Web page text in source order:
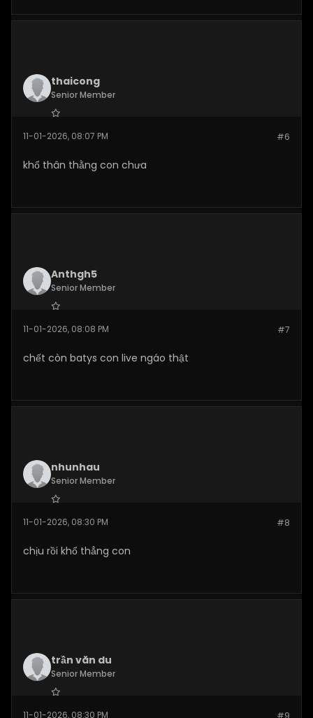
thaicong
Senior Member
Posts: 189 #6
11-01-2026, 08:07 PM
khổ thân thằng con chưa
Anthgh5
Senior Member
Posts: 187 #7
11-01-2026, 08:08 PM
chết còn batys con live ngáo thật
nhunhau
Senior Member
Posts: 146 #8
11-01-2026, 08:30 PM
chịu rồi khổ thẳng con
trần văn du
Senior Member
11-01-2026, 08:30 PM